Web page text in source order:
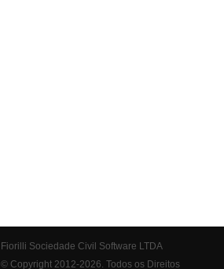
Fiorilli Sociedade Civil Software LTDA
© Copyright 2012-2026. Todos os Direitos